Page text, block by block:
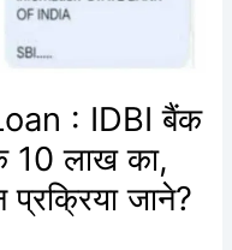
: IDBI बैंक
10 लाख का,
जाने?